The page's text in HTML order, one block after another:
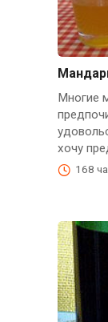
Многие
хочу
168